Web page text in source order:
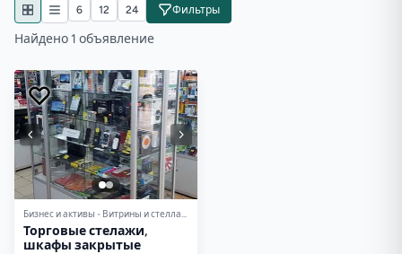
6 12 24 Фильтры
Найдено 1 объявление
Бизнес и активы - Витрины и стеллажи торговые
Торговые стелажи,
шкафы закрытые